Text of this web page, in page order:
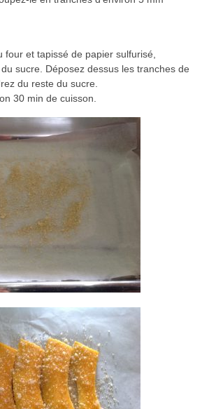
four et tapissé de papier sulfurisé,
sucre. Déposez dessus les tranches de
du reste du sucre.
30 min de cuisson.